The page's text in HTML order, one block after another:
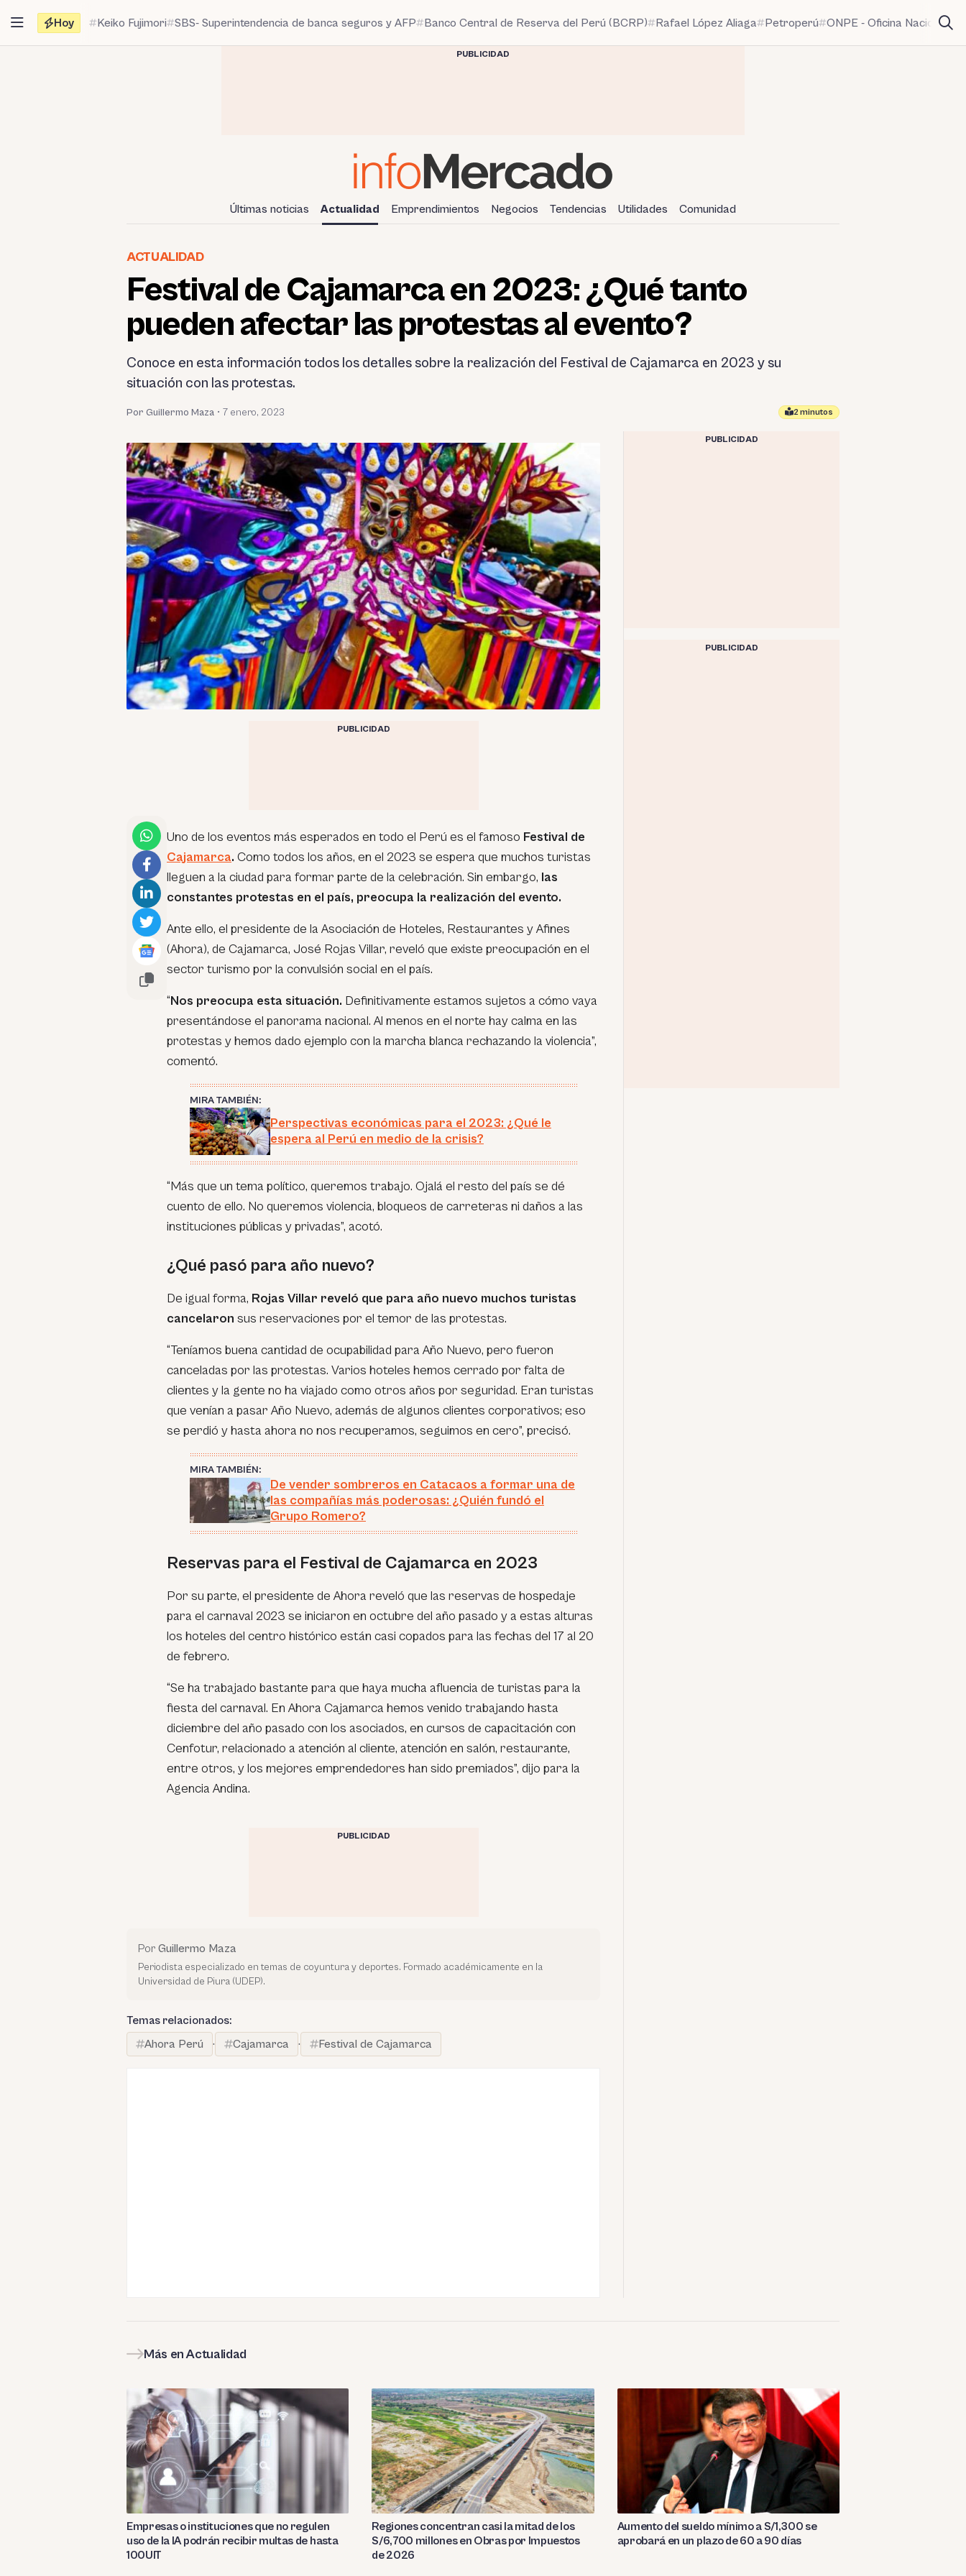
contenido
Hoy Keiko Fujimori SBS- Superintendencia de banca seguros y AFP Banco Central de Reserva del Perú (BCRP) Rafael López Aliaga Petroperú ONPE - Oficina Nacional
PUBLICIDAD
Últimas noticias Actualidad Emprendimientos Negocios Tendencias Utilidades Comunidad
ACTUALIDAD
Festival de Cajamarca en 2023: ¿Qué tanto
pueden afectar las protestas al evento?
Conoce en esta información todos los detalles sobre la realización del Festival de Cajamarca en 2023 y su
situación con las protestas.
Por Guillermo Maza • 7 enero, 2023 2 minutos
PUBLICIDAD
Uno de los eventos más esperados en todo el Perú es el famoso Festival de
Cajamarca. Como todos los años, en el 2023 se espera que muchos turistas
lleguen a la ciudad para formar parte de la celebración. Sin embargo, las
constantes protestas en el país, preocupa la realización del evento.
Ante ello, el presidente de la Asociación de Hoteles, Restaurantes y Afines
(Ahora), de Cajamarca, José Rojas Villar, reveló que existe preocupación en el
sector turismo por la convulsión social en el país.
“Nos preocupa esta situación. Definitivamente estamos sujetos a cómo vaya
presentándose el panorama nacional. Al menos en el norte hay calma en las
protestas y hemos dado ejemplo con la marcha blanca rechazando la violencia”,
comentó.
MIRA TAMBIÉN:
Perspectivas económicas para el 2023: ¿Qué le
espera al Perú en medio de la crisis?
“Más que un tema político, queremos trabajo. Ojalá el resto del país se dé
cuento de ello. No queremos violencia, bloqueos de carreteras ni daños a las
instituciones públicas y privadas”, acotó.
¿Qué pasó para año nuevo?
De igual forma, Rojas Villar reveló que para año nuevo muchos turistas
cancelaron sus reservaciones por el temor de las protestas.
“Teníamos buena cantidad de ocupabilidad para Año Nuevo, pero fueron
canceladas por las protestas. Varios hoteles hemos cerrado por falta de
clientes y la gente no ha viajado como otros años por seguridad. Eran turistas
que venían a pasar Año Nuevo, además de algunos clientes corporativos; eso
se perdió y hasta ahora no nos recuperamos, seguimos en cero”, precisó.
MIRA TAMBIÉN:
De vender sombreros en Catacaos a formar una de
las compañías más poderosas: ¿Quién fundó el
Grupo Romero?
Reservas para el Festival de Cajamarca en 2023
Por su parte, el presidente de Ahora reveló que las reservas de hospedaje
para el carnaval 2023 se iniciaron en octubre del año pasado y a estas alturas
los hoteles del centro histórico están casi copados para las fechas del 17 al 20
de febrero.
“Se ha trabajado bastante para que haya mucha afluencia de turistas para la
fiesta del carnaval. En Ahora Cajamarca hemos venido trabajando hasta
diciembre del año pasado con los asociados, en cursos de capacitación con
Cenfotur, relacionado a atención al cliente, atención en salón, restaurante,
entre otros, y los mejores emprendedores han sido premiados”, dijo para la
Agencia Andina.
PUBLICIDAD
Por Guillermo Maza
Periodista especializado en temas de coyuntura y deportes. Formado académicamente en la
Universidad de Piura (UDEP).
Temas relacionados:
Ahora Perú
· Cajamarca · Festival de Cajamarca
PUBLICIDAD
PUBLICIDAD
Más en Actualidad
Empresas o instituciones que no regulen
uso de la IA podrán recibir multas de hasta
100UIT
Regiones concentran casi la mitad de los
S/6,700 millones en Obras por Impuestos
de 2026
Aumento del sueldo mínimo a S/1,300 se
aprobará en un plazo de 60 a 90 días